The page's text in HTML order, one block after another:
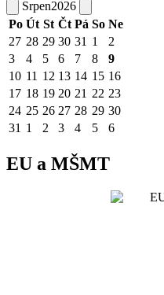
Srpen2026
Po Út St Čt Pá So Ne
27 28 29 30 31 1
2
3
4 5 6 7 8
9
10 11 12 13 14 15 16
17 18 19 20 21 22 23
24 25 26 27 28 29 30
31 1 2 3 4 5 6
EU a MŠMT